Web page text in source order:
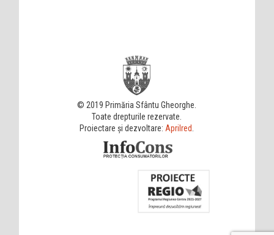
© 2019 Primăria Sfântu Gheorghe.
Toate drepturile rezervate.
Proiectare și dezvoltare: Aprilred